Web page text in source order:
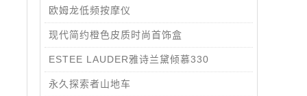
欧姆龙低频按摩仪
现代简约橙色皮质时尚首饰盒
ESTEE LAUDER雅诗兰黛倾慕330
​​​​​​​永久探索者山地车